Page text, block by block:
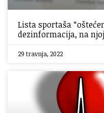
Lista sportaša
dezinformacija, na
29 travnja, 2022